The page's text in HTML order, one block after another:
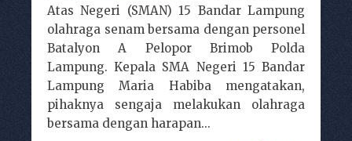
Atas Negeri (SMAN) 15 Bandar Lampung
olahraga senam bersama dengan personel
Batalyon A Pelopor Brimob Polda
Lampung. Kepala SMA Negeri 15 Bandar
Lampung Maria Habiba mengatakan,
pihaknya sengaja melakukan olahraga
bersama dengan harapan...